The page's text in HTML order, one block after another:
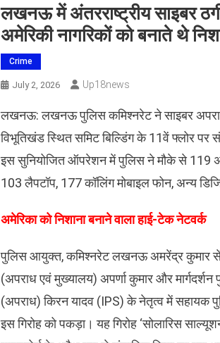
लखनऊ में अंतरराष्ट्रीय साइबर
अमेरिकी नागरिकों को बनाते थे
Crime
July 2, 2026 Up18news
लखनऊ: लखनऊ पुलिस कमिश्नरेट ने साइबर अपराध
विभूतिखंड स्थित समिट बिल्डिंग के 11वें फ्लोर पर
इस सुनियोजित ऑपरेशन में पुलिस ने मौके से 119
103 लैपटॉप, 177 कॉलिंग मोबाइल फोन, अन्य
अमेरिका को निशाना बनाने वाला हाई-टेक नेटवर्क
पुलिस आयुक्त, कमिश्नरेट लखनऊ अमरेंद्र कुमार
(अपराध एवं मुख्यालय) अपर्णा कुमार और
(अपराध) किरन यादव (IPS) के नेतृत्व में सहायक
इस गिरोह को पकड़ा। यह गिरोह ‘सोलारिस